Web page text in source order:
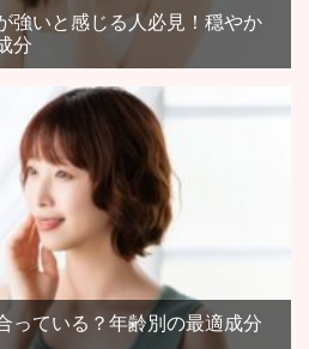
強いと感じる人必見！穏やか
分
っている？年齢別の最適成分